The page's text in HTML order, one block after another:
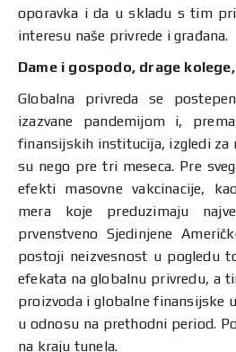
oporavka i da u skladu s tim
interesu naše privrede i građana.
Dame i gospodo, drage kolege,
Globalna privreda se
izazvane pandemijom i,
finansijskih institucija, izgledi za
su nego pre tri meseca. Pre
efekti masovne vakcinacije,
mera koje preduzimaju
prvenstveno Sjedinjene
postoji neizvesnost u pogledu
efekata na globalnu privredu, a
proizvoda i globalne finansijske
u odnosu na prethodni period.
na kraju tunela.